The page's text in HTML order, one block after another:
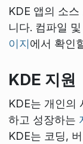
KDE 앱의 소스
니다. 컴파일
이지에서 확인
KDE 지원
KDE는 개인의
하고 성장하는
KDE는 코딩,